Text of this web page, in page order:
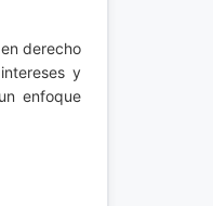
derecho
y
enfoque